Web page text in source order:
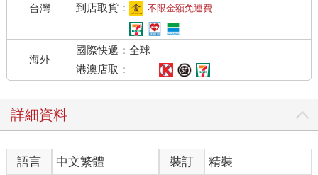
台灣
到店取貨：
不限金額免運費
海外
國際快遞：全球
港澳店取：
詳細資料
語言 中文繁體 裝訂
精裝